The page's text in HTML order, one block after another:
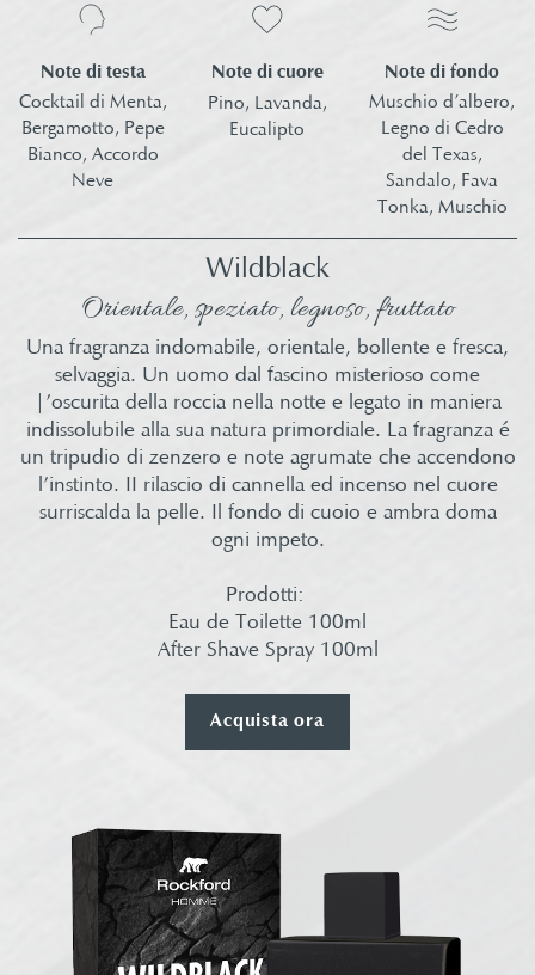
Note di testa
Cocktail di Menta,
Bergamotto, Pepe
Bianco, Accordo
Neve​
Note di cuore
Pino, Lavanda,
Eucalipto​
Note di fondo
Muschio d’albero,
Legno di Cedro
del Texas,
Sandalo, Fava
Tonka, Muschio​
Wildblack
Orientale, speziato, legnoso, fruttato​
Una fragranza indomabile, orientale, bollente e fresca,
selvaggia. Un uomo dal fascino misterioso come
|’oscurita della roccia nella notte e legato in maniera
indissolubile alla sua natura primordiale. La fragranza é
un tripudio di zenzero e note agrumate che accendono
l’instinto. II rilascio di cannella ed incenso nel cuore
surriscalda la pelle. Il fondo di cuoio e ambra doma
ogni impeto.​
Prodotti: ​
Eau de Toilette 100ml​
After Shave Spray 100ml​
Acquista ora